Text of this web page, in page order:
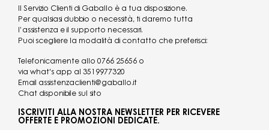
Il Servizio Clienti di Gaballo è a tua disposizione.
Per qualsiasi dubbio o necessità, ti daremo tutta
l’assistenza e il supporto necessari.
Puoi scegliere la modalità di contatto che preferisci:
Telefonicamente allo 0766 25656 o
via what's app al 3519977320
Email assistenzaclienti@gaballo.it
Chat disponibile sul sito
ISCRIVITI ALLA NOSTRA NEWSLETTER PER RICEVERE
OFFERTE E PROMOZIONI DEDICATE.